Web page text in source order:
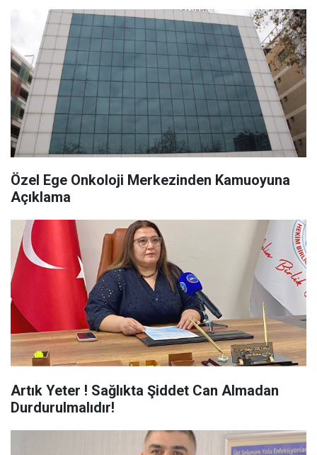
Özel Ege Onkoloji Merkezinden Kamuoyuna
Açıklama
Artık Yeter ! Sağlıkta Şiddet Can Almadan
Durdurulmalıdır!